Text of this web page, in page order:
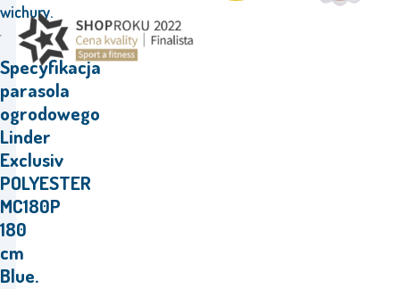
wichury.
Specyfikacja
parasola
ogrodowego
Linder
Exclusiv
POLYESTER
MC180P
180
cm
Blue.